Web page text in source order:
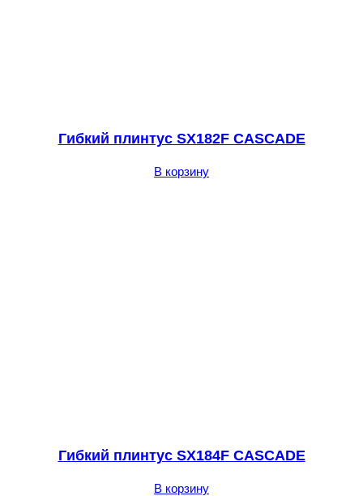
Гибкий плинтус SX182F CASCADE
В корзину
Гибкий плинтус SX184F CASCADE
В корзину